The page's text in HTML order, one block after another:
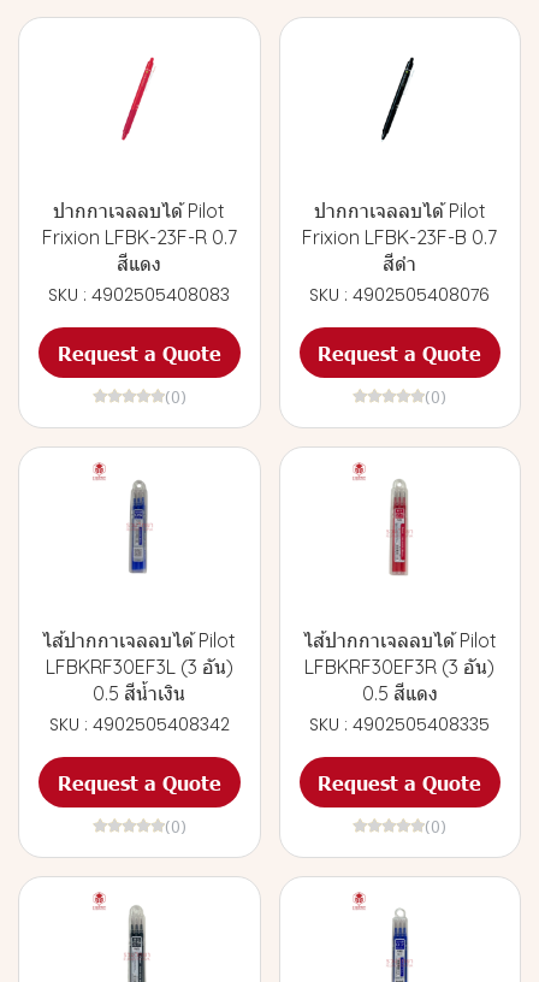
ปากกาเจลลบได้ Pilot
Frixion LFBK-23F-R 0.7
สีแดง
SKU : 4902505408083
Request a Quote
(0)
ปากกาเจลลบได้ Pilot
Frixion LFBK-23F-B 0.7
สีดำ
SKU : 4902505408076
Request a Quote
(0)
ไส้ปากกาเจลลบได้ Pilot
LFBKRF30EF3L (3 อัน)
0.5 สีน้ำเงิน
SKU : 4902505408342
Request a Quote
(0)
ไส้ปากกาเจลลบได้ Pilot
LFBKRF30EF3R (3 อัน)
0.5 สีแดง
SKU : 4902505408335
Request a Quote
(0)